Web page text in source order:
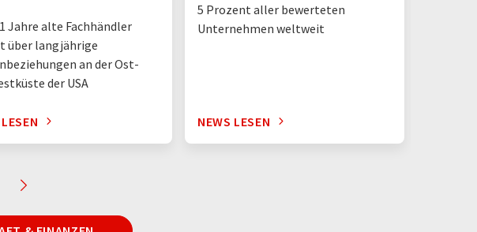
Jahre alte Fachhändler
über langjährige
an der Ost-
der USA
5 Prozent aller bewerteten
Unternehmen weltweit
NEWS LESEN